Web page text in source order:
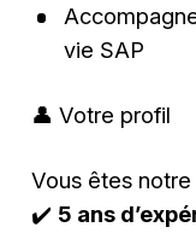
vie SAP
👤 Votre profil
Vous êtes
✔️ 5 ans